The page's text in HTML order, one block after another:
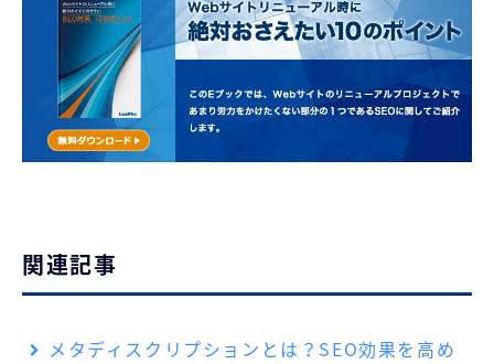
関連記事
メタディスクリプションとは？SEO効果を高め